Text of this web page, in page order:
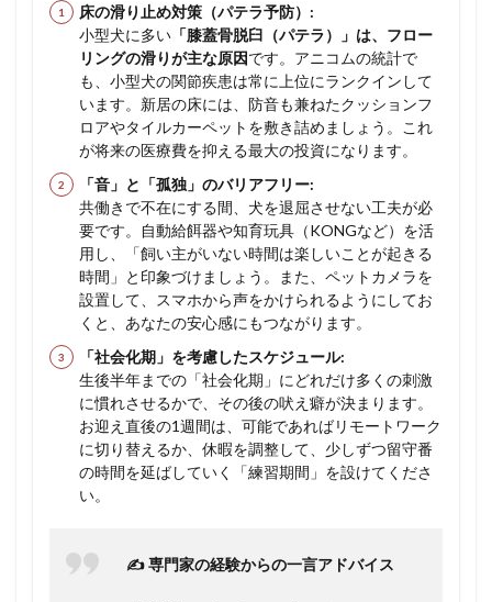
床の滑り止め対策（パテラ予防）:
小型犬に多い 「膝蓋骨脱臼（パテラ）」は、フロー
リングの滑りが主な原因です。アニコムの統計で
も、小型犬の関節疾患は常に上位にランクインして
います。新居の床には、防音も兼ねたクッションフ
ロアやタイルカーペットを敷き詰めましょう。これ
が将来の医療費を抑える最大の投資になります。
「音」と「孤独」のバリアフリー:
共働きで不在にする間、犬を退屈させない工夫が必
要です。自動給餌器や知育玩具（KONGなど）を活
用し、「飼い主がいない時間は楽しいことが起きる
時間」と印象づけましょう。また、ペットカメラを
設置して、スマホから声をかけられるようにしてお
くと、あなたの安心感にもつながります。
「社会化期」を考慮したスケジュール:
生後半年までの「社会化期」にどれだけ多くの刺激
に慣れさせるかで、その後の吠え癖が決まります。
お迎え直後の1週間は、可能であればリモートワーク
に切り替えるか、休暇を調整して、少しずつ留守番
の時間を延ばしていく「練習期間」を設けてくださ
い。
✍️ 専門家の経験からの一言アドバイス